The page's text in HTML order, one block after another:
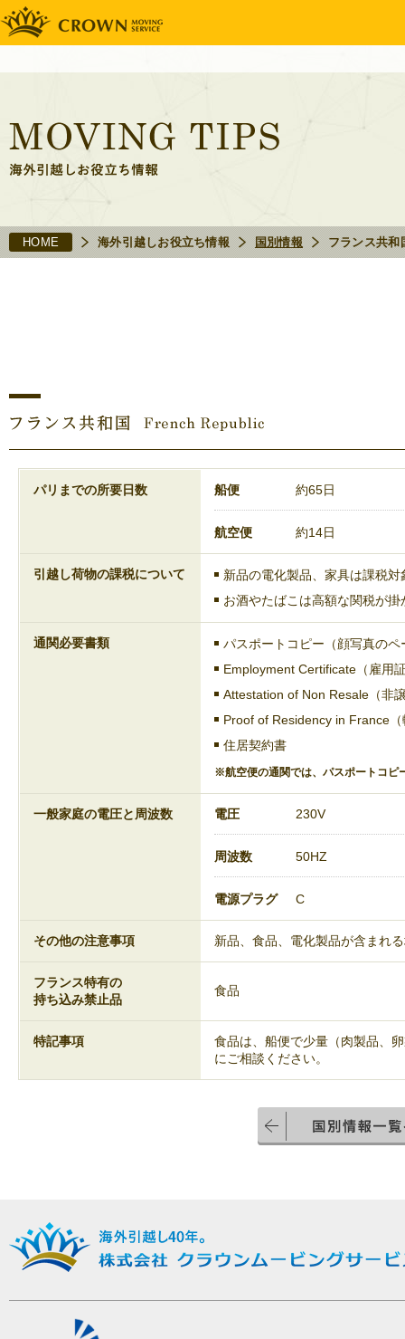
HOME 海外引越しお役立ち情報 国別情報 フランス共和
パリまでの所要日数 船便 約65日
航空便 約14日
引越し荷物の課税について
新品の電化製品、家具は課税対
お酒やたばこは高額な関税が掛
通関必要書類
パスポートコピー（顔写真のペ
Employment Certificate（雇用
Attestation of Non Resale（非
Proof of Residency in France
住居契約書
※航空便の通関では、パスポートコピ
一般家庭の電圧と周波数 電圧 230V
周波数 50HZ
電源プラグ C
その他の注意事項 新品、食品、電化製品が含まれ
フランス特有の
持ち込み禁止品
食品
特記事項
食品は、船便で少量（肉製品、
にご相談ください。